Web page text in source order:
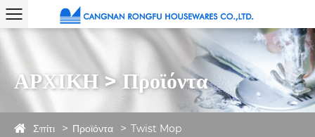
ΑΡΧΙΚΗ > Προϊόντα
Σπίτι Προϊόντα
Twist Mop